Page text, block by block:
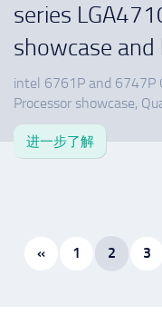
series
showcase and
intel 6761P and 6747P
Processor showcase,
进一步了解
« 1 2 3